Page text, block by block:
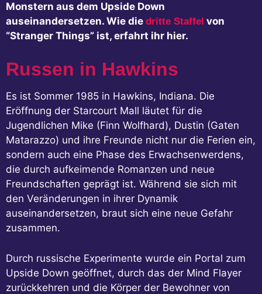
Monstern aus dem Upside Down
auseinandersetzen. Wie die dritte Staffel von
“Stranger Things” ist, erfahrt ihr hier.
Russen in Hawkins
Es ist Sommer 1985 in Hawkins, Indiana. Die
Eröffnung der Starcourt Mall läutet für die
Jugendlichen Mike (Finn Wolfhard), Dustin (Gaten
Matarazzo) und ihre Freunde nicht nur die Ferien ein,
sondern auch eine Phase des Erwachsenwerdens,
die durch aufkeimende Romanzen und neue
Freundschaften geprägt ist. Während sie sich mit
den Veränderungen in ihrer Dynamik
auseinandersetzen, braut sich eine neue Gefahr
zusammen.
Durch russische Experimente wurde ein Portal zum
Upside Down geöffnet, durch das der Mind Flayer
zurückkehren und die Körper der Bewohner von